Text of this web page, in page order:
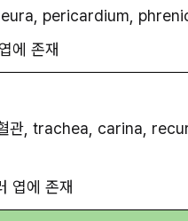
pericardium,
에 존재
관, trachea, carina,
엽에 존재